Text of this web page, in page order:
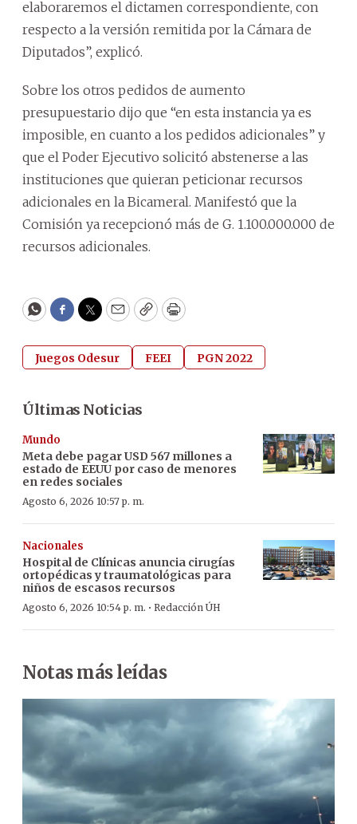
elaboraremos el dictamen correspondiente, con
respecto a la versión remitida por la Cámara de
Diputados”, explicó.
Sobre los otros pedidos de aumento
presupuestario dijo que “en esta instancia ya es
imposible, en cuanto a los pedidos adicionales” y
que el Poder Ejecutivo solicitó abstenerse a las
instituciones que quieran peticionar recursos
adicionales en la Bicameral. Manifestó que la
Comisión ya recepcionó más de G. 1.100.000.000 de
recursos adicionales.
WhatsApp
Facebook
Twitter
EmailCopyPrint
Juegos Odesur FEEI PGN 2022
Últimas Noticias
Mundo
Meta debe pagar USD 567 millones a
estado de EEUU por caso de menores
en redes sociales
Agosto 6, 2026 10:57 p. m.
Nacionales
Hospital de Clínicas anuncia cirugías
ortopédicas y traumatológicas para
niños de escasos recursos
Agosto 6, 2026 10:54 p. m. · Redacción ÚH
Notas más leídas